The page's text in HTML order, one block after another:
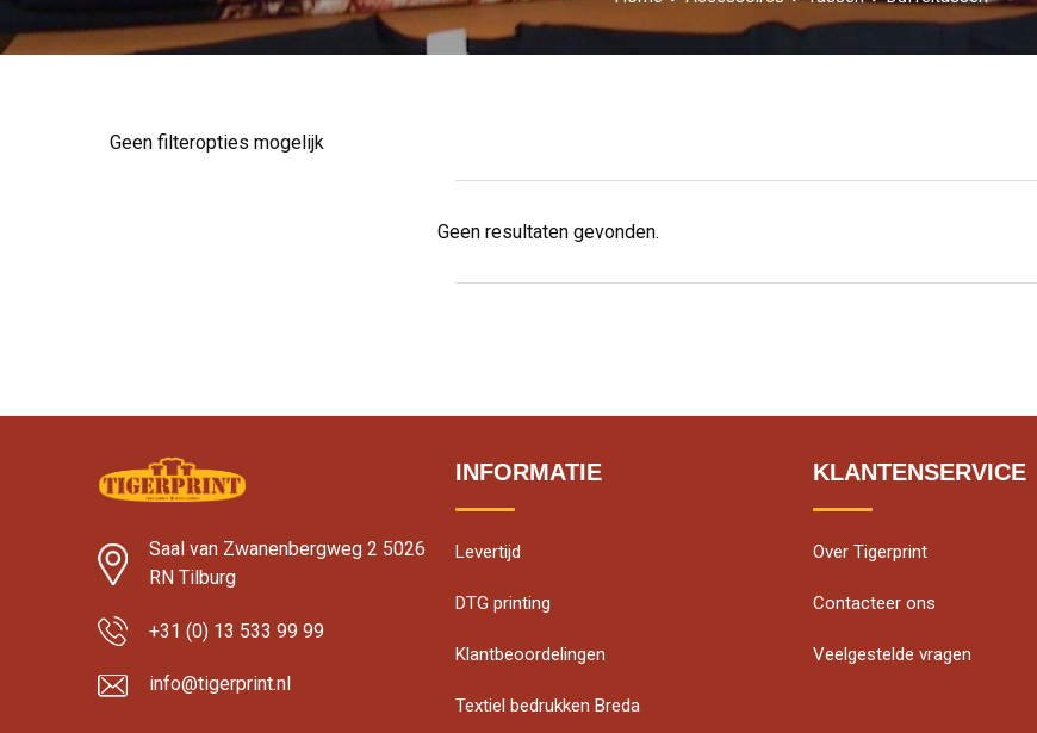
Geen filteropties mogelijk
Geen resultaten gevonden.
Saal van Zwanenbergweg 2 5026
RN Tilburg
+31 (0) 13 533 99 99
info@tigerprint.nl
INFORMATIE
Levertijd
DTG printing
Klantbeoordelingen
Textiel bedrukken Breda
KLANTENSERVICE
Over Tigerprint
Contacteer ons
Veelgestelde vragen